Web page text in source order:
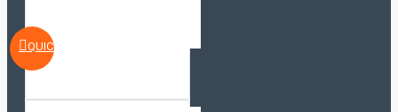
QUICKVIEW